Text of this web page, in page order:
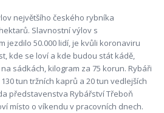
největšího českého rybníka
Slavnostní výlov s
jezdilo 50.000 lidí, je kvůli koronaviru
kde se loví a kde budou stát kádě,
sádkách, kilogram za 75 korun. Rybáři
tun tržních kaprů a 20 tun vedlejších
představenstva Rybářství Třeboň
místo o víkendu v pracovních dnech.